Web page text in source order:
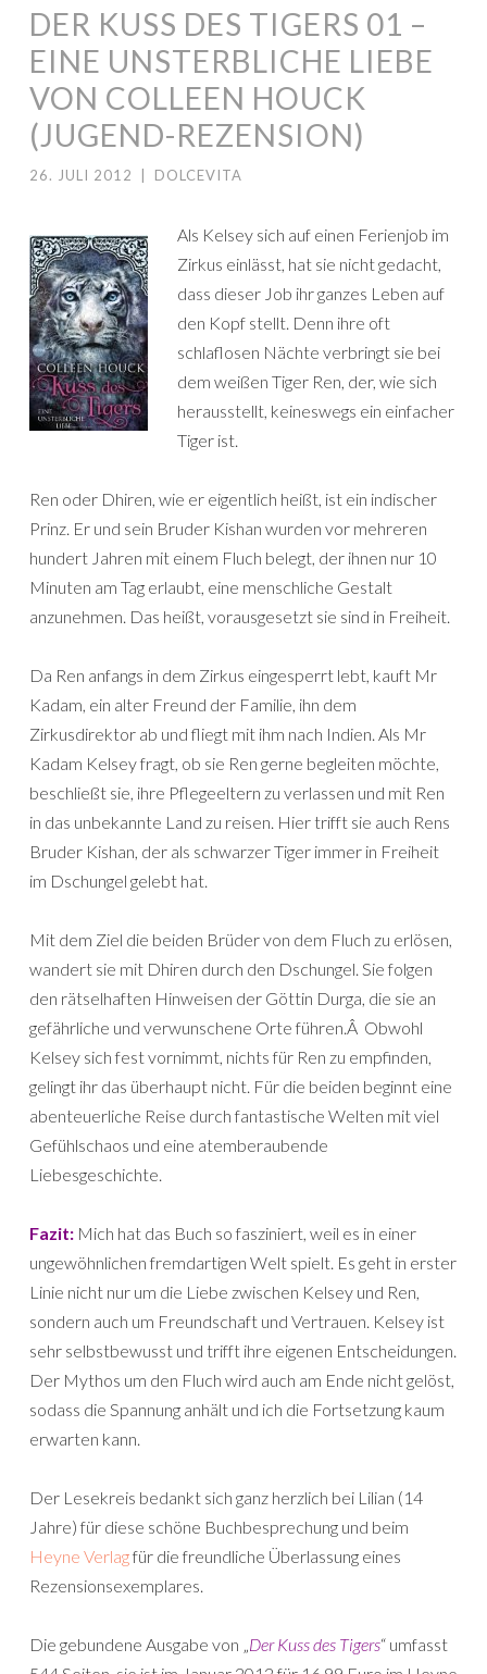
DER KUSS DES TIGERS 01 –
EINE UNSTERBLICHE LIEBE
VON COLLEEN HOUCK
(JUGEND-REZENSION)
26. JULI 2012 DOLCEVITA
Als Kelsey sich auf einen Ferienjob im
Zirkus einlässt, hat sie nicht gedacht,
dass dieser Job ihr ganzes Leben auf
den Kopf stellt. Denn ihre oft
schlaflosen Nächte verbringt sie bei
dem weißen Tiger Ren, der, wie sich
herausstellt, keineswegs ein einfacher
Tiger ist.
Ren oder Dhiren, wie er eigentlich heißt, ist ein indischer
Prinz. Er und sein Bruder Kishan wurden vor mehreren
hundert Jahren mit einem Fluch belegt, der ihnen nur 10
Minuten am Tag erlaubt, eine menschliche Gestalt
anzunehmen. Das heißt, vorausgesetzt sie sind in Freiheit.
Da Ren anfangs in dem Zirkus eingesperrt lebt, kauft Mr
Kadam, ein alter Freund der Familie, ihn dem
Zirkusdirektor ab und fliegt mit ihm nach Indien. Als Mr
Kadam Kelsey fragt, ob sie Ren gerne begleiten möchte,
beschließt sie, ihre Pflegeeltern zu verlassen und mit Ren
in das unbekannte Land zu reisen. Hier trifft sie auch Rens
Bruder Kishan, der als schwarzer Tiger immer in Freiheit
im Dschungel gelebt hat.
Mit dem Ziel die beiden Brüder von dem Fluch zu erlösen,
wandert sie mit Dhiren durch den Dschungel. Sie folgen
den rätselhaften Hinweisen der Göttin Durga, die sie an
gefährliche und verwunschene Orte führen.Â Obwohl
Kelsey sich fest vornimmt, nichts für Ren zu empfinden,
gelingt ihr das überhaupt nicht. Für die beiden beginnt eine
abenteuerliche Reise durch fantastische Welten mit viel
Gefühlschaos und eine atemberaubende
Liebesgeschichte.
Fazit: Mich hat das Buch so fasziniert, weil es in einer
ungewöhnlichen fremdartigen Welt spielt. Es geht in erster
Linie nicht nur um die Liebe zwischen Kelsey und Ren,
sondern auch um Freundschaft und Vertrauen. Kelsey ist
sehr selbstbewusst und trifft ihre eigenen Entscheidungen.
Der Mythos um den Fluch wird auch am Ende nicht gelöst,
sodass die Spannung anhält und ich die Fortsetzung kaum
erwarten kann.
Der Lesekreis bedankt sich ganz herzlich bei Lilian (14
Jahre) für diese schöne Buchbesprechung und beim
Heyne Verlagfür die freundliche Überlassung eines
Rezensionsexemplares.
Die gebundene Ausgabe von „Der Kuss des Tigers“ umfasst